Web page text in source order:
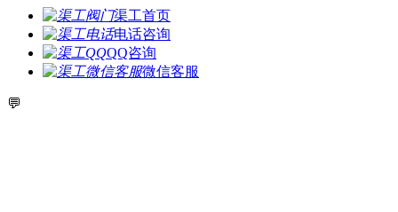
渠工首页
电话咨询
QQ咨询
微信客服
💬